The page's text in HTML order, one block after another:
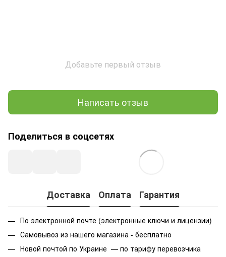
Добавьте первый отзыв
Написать отзыв
Поделиться в соцсетях
Доставка Оплата Гарантия
По электронной почте (электронные ключи и лицензии)
Самовывоз из нашего магазина - бесплатно
Новой почтой по Украине — по тарифу перевозчика